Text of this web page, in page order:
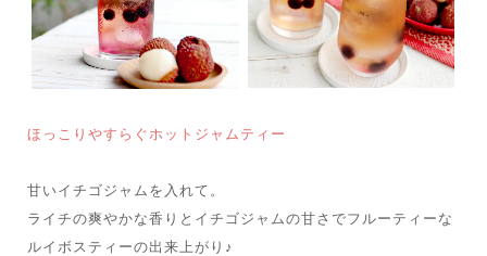
ほっこりやすらぐホットジャムティー
甘いイチゴジャムを入れて。
ライチの爽やかな香りとイチゴジャムの甘さでフルーティーな
ルイボスティーの出来上がり♪